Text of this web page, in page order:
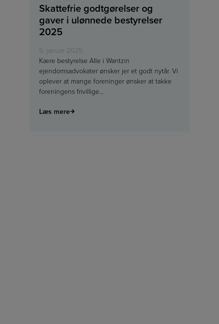
Skattefrie godtgørelser og
gaver i ulønnede bestyrelser
2025
5. januar 2025
Kære bestyrelse Alle i Wantzin
ejendomsadvokater ønsker jer et godt nytår. Vi
oplever at mange foreninger ønsker at takke
foreningens frivillige…
Læs mere